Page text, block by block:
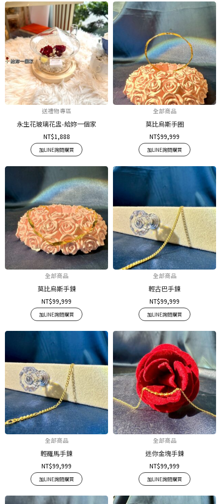
送禮物專區
永生花玻璃花盅-給妳一個家
NT$1,888
加LINE詢問購買
全部商品
莫比烏斯手圈
NT$99,999
加LINE詢問購買
全部商品
莫比烏斯手鍊
NT$99,999
加LINE詢問購買
全部商品
輕古巴手鍊
NT$99,999
加LINE詢問購買
全部商品
輕羅馬手鍊
NT$99,999
加LINE詢問購買
全部商品
迷你金塊手鍊
NT$99,999
加LINE詢問購買